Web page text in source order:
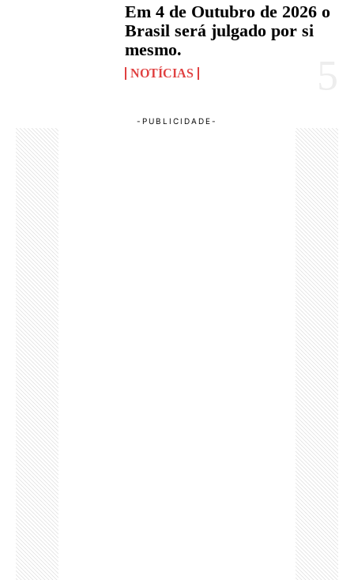
Em 4 de Outubro de 2026 o
Brasil será julgado por si
mesmo.
NOTÍCIAS